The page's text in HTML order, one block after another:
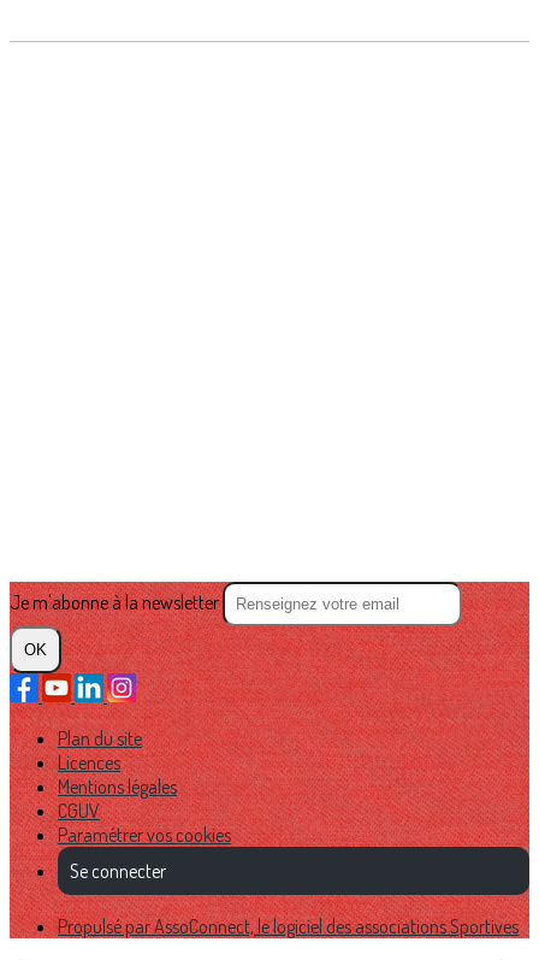
Je m'abonne à la newsletter
OK
Plan du site
Licences
Mentions légales
CGUV
Paramétrer vos cookies
Se connecter
Propulsé par AssoConnect, le logiciel des associations Sportives